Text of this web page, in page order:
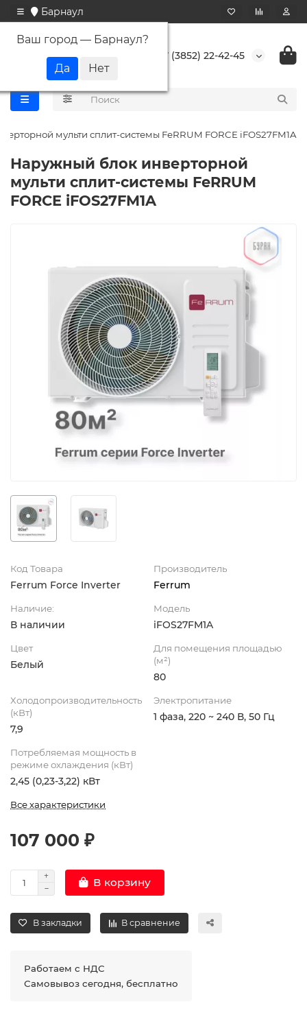
Барнаул
Ваш город — Барнаул?
+7 (3852) 22-42-45
мульти сплит-системы FeRRUM FORCE iFOS27FM1A
Наружный блок инверторной
мульти сплит-системы FeRRUM
FORCE iFOS27FM1A
Код Товара
Ferrum Force Inverter
Производитель
Ferrum
Наличие:
В наличии
Модель
iFOS27FM1A
Цвет
Белый
Для помещения площадью
(м²)
80
Холодопроизводительность
(кВт)
7,9
Электропитание
1 фаза, 220 ~ 240 В, 50 Гц
Потребляемая мощность в
режиме охлаждения (кВт)
2,45 (0,23-3,22) кВт
Все характеристики
107 000 ₽
В корзину
В закладки В сравнение
Работаем с НДС
Самовывоз сегодня, бесплатно